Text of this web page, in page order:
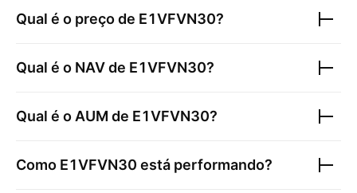
Qual é o preço de E1VFVN30?
Qual é o NAV de E1VFVN30?
Qual é o AUM de E1VFVN30?
Como E1VFVN30 está performando?